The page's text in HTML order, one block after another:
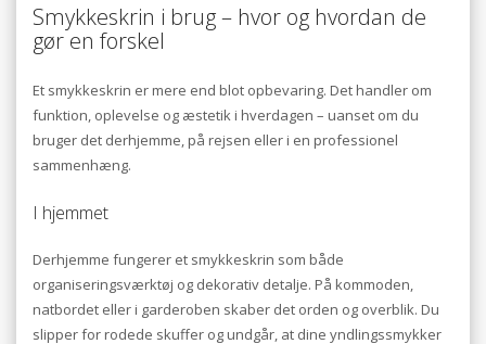
Smykkeskrin i brug – hvor og hvordan de
gør en forskel
Et smykkeskrin er mere end blot opbevaring. Det handler om
funktion, oplevelse og æstetik i hverdagen – uanset om du
bruger det derhjemme, på rejsen eller i en professionel
sammenhæng.
I hjemmet
Derhjemme fungerer et smykkeskrin som både
organiseringsværktøj og dekorativ detalje. På kommoden,
natbordet eller i garderoben skaber det orden og overblik. Du
slipper for rodede skuffer og undgår, at dine yndlingssmykker